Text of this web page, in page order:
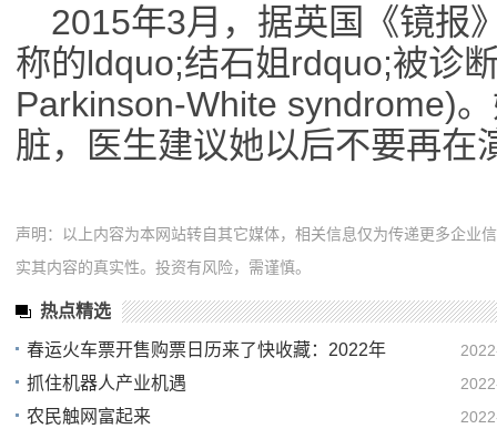
2015年3月，据英国《镜报
称的ldquo;结石姐rdquo;被诊
Parkinson-White syndrome)
脏，医生建议她以后不要再在
声明：以上内容为本网站转自其它媒体，相关信息仅为传递更多企业
实其内容的真实性。投资有风险，需谨慎。
热点精选
春运火车票开售购票日历来了快收藏：2022年
抓住机器人产业机遇
农民触网富起来